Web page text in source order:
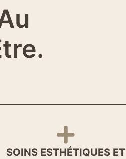
SOINS ESTHÉTIQUES ET